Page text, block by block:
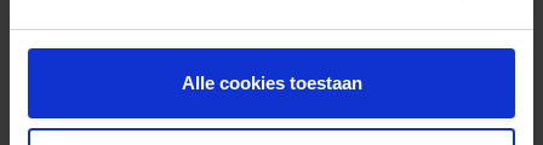
Alle cookies toestaan
Foto’s ({{photos.length}})